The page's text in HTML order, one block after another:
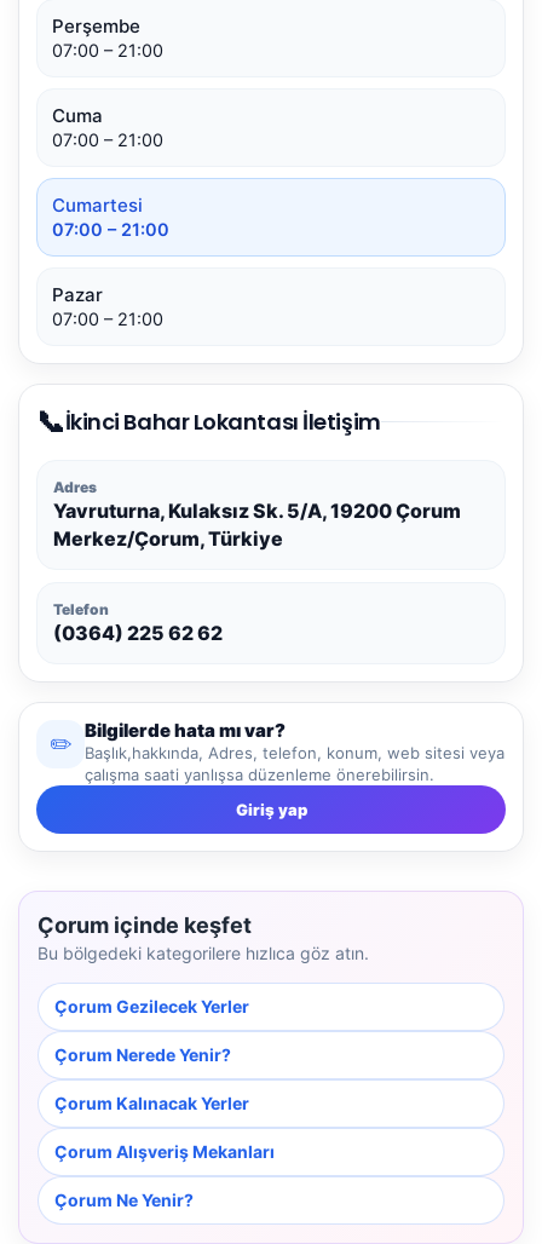
Perşembe
07:00 – 21:00
Cuma
07:00 – 21:00
Cumartesi
07:00 – 21:00
Pazar
07:00 – 21:00
📞İkinci Bahar Lokantası İletişim
Adres
Yavruturna, Kulaksız Sk. 5/A, 19200 Çorum
Merkez/Çorum, Türkiye
Telefon
(0364) 225 62 62
✏️
Bilgilerde hata mı var?
Başlık,hakkında, Adres, telefon, konum, web sitesi veya
çalışma saati yanlışsa düzenleme önerebilirsin.
Giriş yap
Çorum içinde keşfet
Bu bölgedeki kategorilere hızlıca göz atın.
Çorum Gezilecek Yerler
Çorum Nerede Yenir?
Çorum Kalınacak Yerler
Çorum Alışveriş Mekanları
Çorum Ne Yenir?